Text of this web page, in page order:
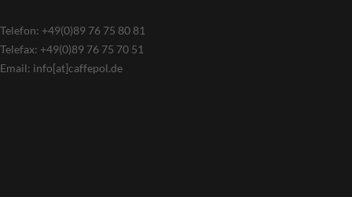
Telefon: +49(0)89 76 75 80 81
Telefax: +49(0)89 76 75 70 51
Email: info[at]caffepol.de